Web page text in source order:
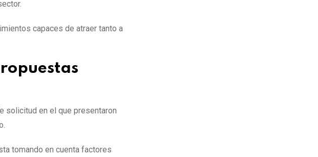
capaces de atraer tanto a
solicitud en el que presentaron
tomando en cuenta factores